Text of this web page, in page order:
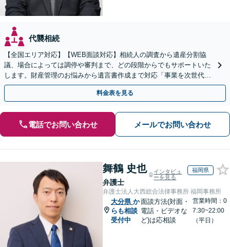
代襲相続
【全国エリア対応】【WEB面談対応】相続人の調査から遺産分割協
議、場合によっては調停や審判まで、どの段階からでもサポートいた
します。財産管理のお悩みから遺言書作成まで対応「事業を次世代に
引き継ぐ安心の事業承継をサポート」【完全個室相談】
料金表を見る
電話でお問い合わせ メールでお問い合わせ
舞鶴 史也
弁護士
インタビュ
ーを見る
福岡県
弁護士法人大西総合法律事務所 福岡事務所
大分県 か
らも相談
受付中
面談方法(対面・
電話・ビデオな
ど)は応相談
営業時間：0
7:30~22:00
（平日）